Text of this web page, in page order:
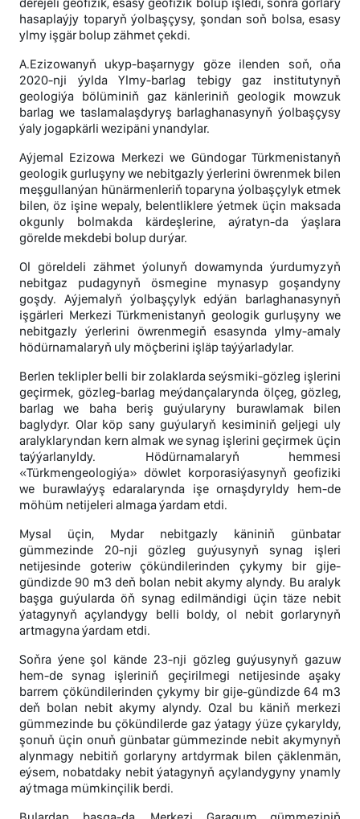
hasaplaýjy toparyň ýolbaşçysy, şondan soň bolsa, esasy
ylmy işgär bolup zähmet çekdi.
A.Ezizowanyň ukyp-başarnygy göze ilenden soň, oňa
2020-nji ýylda Ylmy-barlag tebigy gaz institutynyň
geologiýa bölüminiň gaz känleriniň geologik mowzuk
barlag we taslamalaşdyryş barlaghanasynyň ýolbaşçysy
ýaly jogapkärli wezipäni ynandylar.
Aýjemal Ezizowa Merkezi we Gündogar Türkmenistanyň
geologik gurluşyny we nebitgazly ýerlerini öwrenmek bilen
meşgullanýan hünärmenleriň toparyna ýolbaşçylyk etmek
bilen, öz işine wepaly, belentliklere ýetmek üçin maksada
okgunly bolmakda kärdeşlerine, aýratyn-da ýaşlara
görelde mekdebi bolup durýar.
Ol göreldeli zähmet ýolunyň dowamynda ýurdumyzyň
nebitgaz pudagynyň ösmegine mynasyp goşandyny
goşdy. Aýjemalyň ýolbaşçylyk edýän barlaghanasynyň
işgärleri Merkezi Türkmenistanyň geologik gurluşyny we
nebitgazly ýerlerini öwrenmegiň esasynda ylmy-amaly
hödürnamalaryň uly möçberini işläp taýýarladylar.
Berlen teklipler belli bir zolaklarda seýsmiki-gözleg işlerini
geçirmek, gözleg-barlag meýdançalarynda ölçeg, gözleg,
barlag we baha beriş guýularyny burawlamak bilen
baglydyr. Olar köp sany guýularyň kesiminiň geljegi uly
aralyklaryndan kern almak we synag işlerini geçirmek üçin
taýýarlanyldy. Hödürnamalaryň hemmesi
«Türkmengeologiýa» döwlet korporasiýasynyň geofiziki
we burawlaýyş edaralarynda işe ornaşdyryldy hem-de
möhüm netijeleri almaga ýardam etdi.
Mysal üçin, Mydar nebitgazly käniniň günbatar
gümmezinde 20-nji gözleg guýusynyň synag işleri
netijesinde goteriw çökündilerinden çykymy bir gije-
gündizde 90 m3 deň bolan nebit akymy alyndy. Bu aralyk
başga guýularda öň synag edilmändigi üçin täze nebit
ýatagynyň açylandygy belli boldy, ol nebit gorlarynyň
artmagyna ýardam etdi.
Soňra ýene şol kände 23-nji gözleg guýusynyň gazuw
hem-de synag işleriniň geçirilmegi netijesinde aşaky
barrem çökündilerinden çykymy bir gije-gündizde 64 m3
deň bolan nebit akymy alyndy. Ozal bu käniň merkezi
gümmezinde bu çökündilerde gaz ýatagy ýüze çykaryldy,
şonuň üçin onuň günbatar gümmezinde nebit akymynyň
alynmagy nebitiň gorlaryny artdyrmak bilen çäklenmän,
eýsem, nobatdaky nebit ýatagynyň açylandygyny ynamly
aýtmaga mümkinçilik berdi.